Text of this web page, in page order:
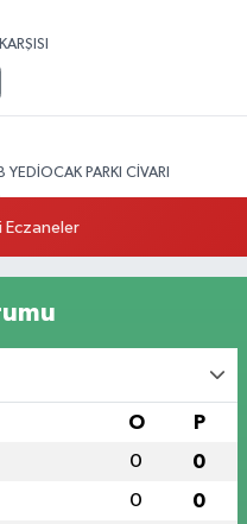
PARKI CİVARI
Eczaneler
O P
0 0
0 0